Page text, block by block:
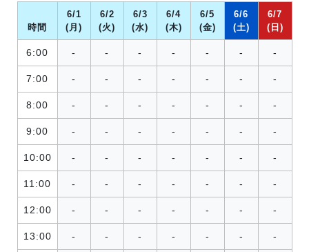
時間
6/1
(月)
6/2
(火)
6/3
(水)
6/4
(木)
6/5
(金)
6/6
(土)
6/7
(日)
6:00 - - - - - - -
7:00 - - - - - - -
8:00 - - - - - - -
9:00 - - - - - - -
10:00 - - - - - - -
11:00 - - - - - - -
12:00 - - - - - - -
13:00 - - - - - - -